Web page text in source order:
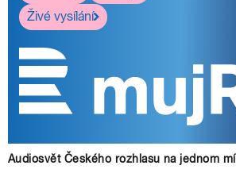
Živé vysílání
Audiosvět Českého rozhlasu na jednom